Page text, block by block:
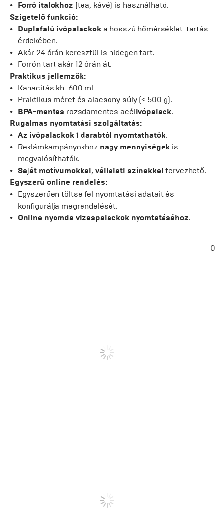
Forró italokhoz (tea, kávé) is használható.
Szigetelő funkció:
Duplafalú ivópalackok a hosszú hőmérséklet-tartás
érdekében.
Akár 24 órán keresztül is hidegen tart.
Forrón tart akár 12 órán át.
Praktikus jellemzők:
Kapacitás kb. 600 ml.
Praktikus méret és alacsony súly (< 500 g).
BPA-mentes rozsdamentes acélivópalack.
Rugalmas nyomtatási szolgáltatás:
Az ivópalackok 1 darabtól nyomtathatók.
Reklámkampányokhoz nagy mennyiségek is
megvalósíthatók.
Saját motívumokkal, vállalati színekkel tervezhető.
Egyszerű online rendelés:
Egyszerűen töltse fel nyomtatási adatait és
konfigurálja megrendelését.
Online nyomda vizespalackok nyomtatásához.
0